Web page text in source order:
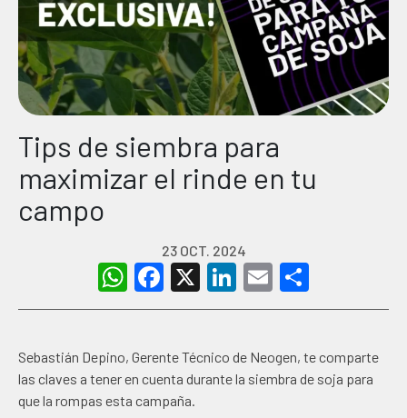
Tips de siembra para
maximizar el rinde en tu
campo
23 OCT. 2024
WhatsApp
Facebook
X LinkedIn
Email
Sebastián Depino, Gerente Técnico de Neogen, te comparte
las claves a tener en cuenta durante la siembra de soja para
que la rompas esta campaña.